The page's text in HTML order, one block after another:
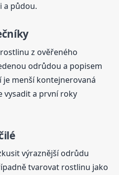
a půdou.
z ověřeného
odrůdou a popisem
menší kontejnerovaná
vysadit a první roky
výraznější odrůdu
tvarovat rostlinu jako